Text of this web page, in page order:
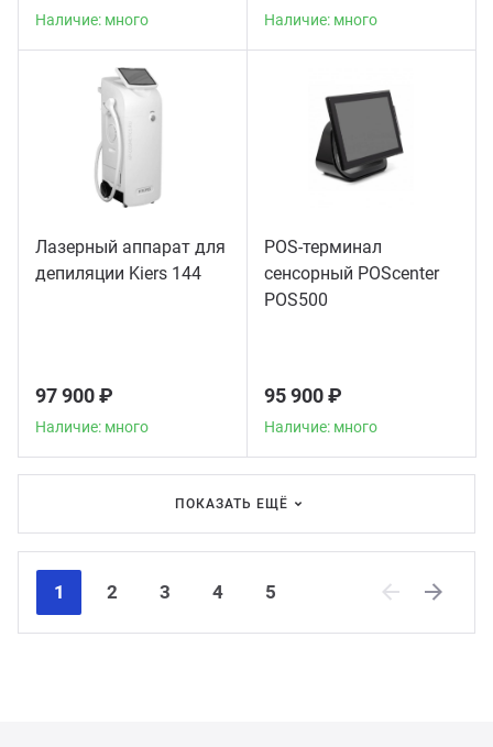
Наличие: много Наличие: много
Лазерный аппарат для
депиляции Kiers 144
97 900 ₽
Наличие: много
POS-терминал
сенсорный POScenter
POS500
95 900 ₽
Наличие: много
ПОКАЗАТЬ ЕЩЁ
1 2 3 4
5